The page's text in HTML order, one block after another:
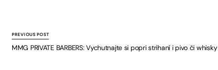
PREVIOUS POST
MMG PRIVATE BARBERS: Vychutnajte si popri strihaní i pivo či whisky